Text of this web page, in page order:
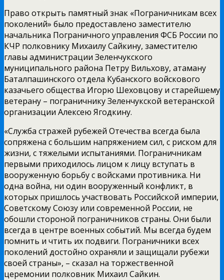
Право открыть памятный знак «Пограничникам всех
поколений» было предоставлено заместителю
начальника Пограничного управления ФСБ России по
КЧР полковнику Михаилу Сайкину, заместителю
главы администрации Зеленчукского
муниципального района Петру Вильхову, атаману
Баталпашинского отдела Кубанского войскового
казачьего общества Игорю Шеховцову и старейшему
ветерану – пограничнику Зеленчукской ветеранской
организации Алексею Ягодкину.
«Служба стражей рубежей Отечества всегда была
сопряжена с большим напряжением сил, с риском для
жизни, с тяжелыми испытаниями. Пограничникам
первыми приходилось лицом к лицу вступать в
вооруженную борьбу с войсками противника. Ни
одна война, ни один вооруженный конфликт, в
которых пришлось участвовать Российской империи,
Советскому Союзу или современной России, не
обошли стороной пограничников страны. Они были
всегда в центре военных событий. Мы всегда будем
помнить и чтить их подвиги. Пограничники всех
поколений достойно охраняли и защищали рубежи
своей страны», – сказал на торжественной
церемонии полковник Михаил Сайкин.